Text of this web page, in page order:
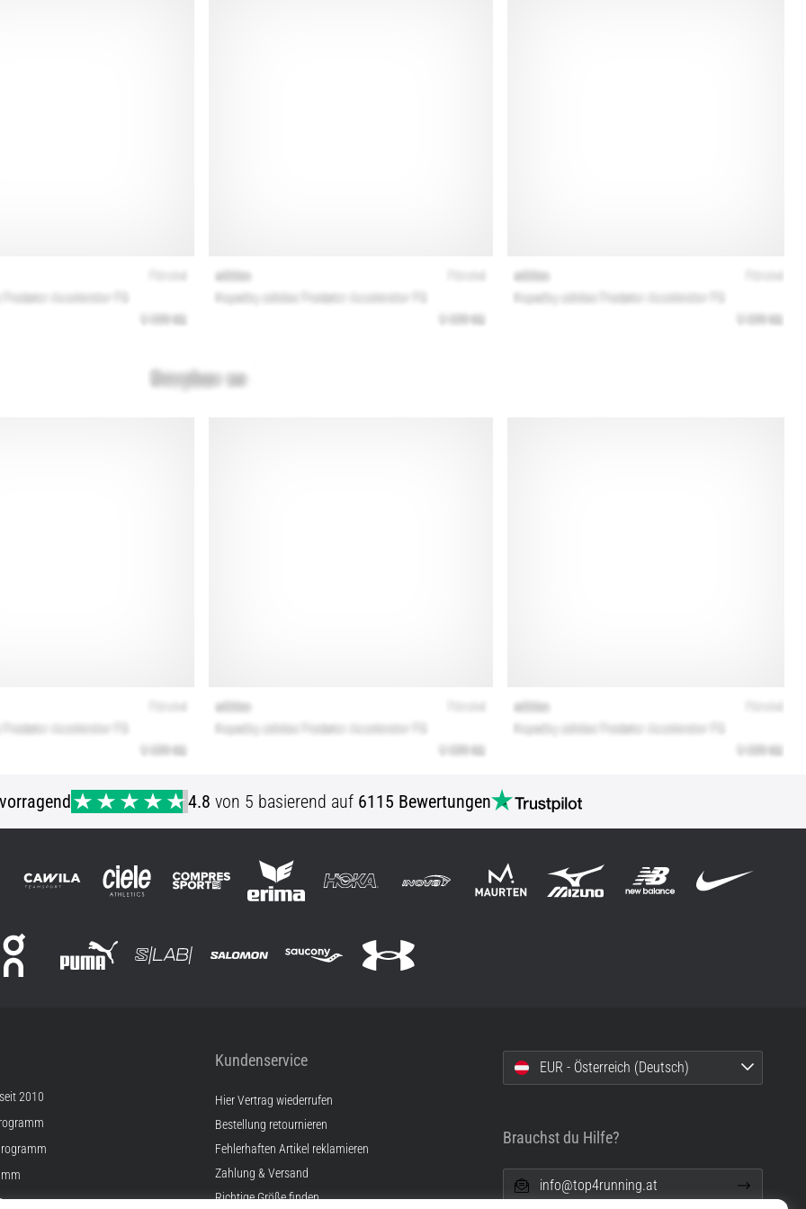
4.8 von 5 basierend auf 6115 Bewertungen
2010
Kundenservice
Hier Vertrag wiederrufen
Bestellung retournieren
Fehlerhaften Artikel reklamieren
Zahlung & Versand
Richtige Größe finden
EUR - Österreich (Deutsch)
Brauchst du Hilfe?
info@top4running.at